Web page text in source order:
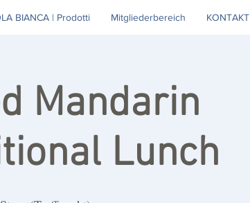
BIANCA | Prodotti Mitgliederbereich KONTAKT
Mandarin
Lunch